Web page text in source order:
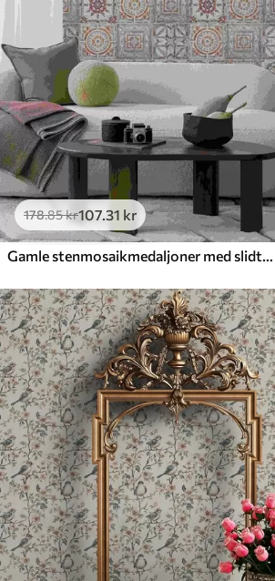
178.85kr107.31 kr
Gamle stenmosaikmedaljoner med slidte detaljer